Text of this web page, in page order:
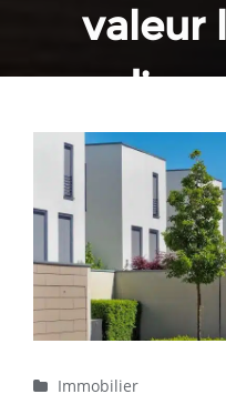
valeur
Home
Comment mettre en
Immobilier